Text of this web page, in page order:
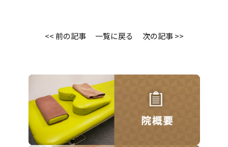
<< 前の記事 一覧に戻る 次の記事 >>